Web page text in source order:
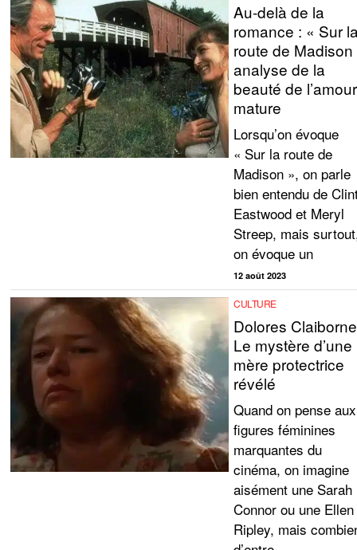
Au-delà de la
romance : « Sur
route de
analyse de la
beauté de l’amour
mature
Lorsqu’on évoque
« Sur la route de
Madison », on parle
bien entendu de
Eastwood et Meryl
Streep, mais
on évoque un
12 août 2023
CULTURE
Dolores
Le mystère d’une
mère protectrice
révélé
Quand on pense aux
figures féminines
marquantes du
cinéma, on imagine
aisément une Sarah
Connor ou une Ellen
Ripley, mais